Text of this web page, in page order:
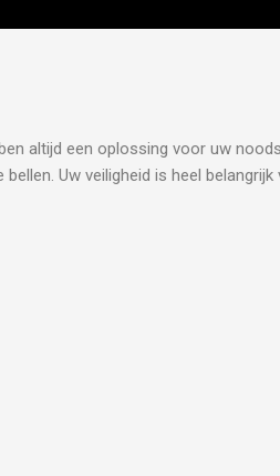
altijd een oplossing voor uw
Uw veiligheid is heel